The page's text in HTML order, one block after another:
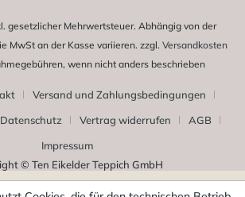
gesetzlicher Mehrwertsteuer. Abhängig von der
MwSt an der Kasse variieren. zzgl. Versandkosten
wenn nicht anders beschrieben
Versand und Zahlungsbedingungen
Datenschutz Vertrag widerrufen
AGB
Impressum
© Ten Eikelder Teppich GmbH